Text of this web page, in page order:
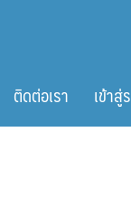
ติดต่อเรา เข้า